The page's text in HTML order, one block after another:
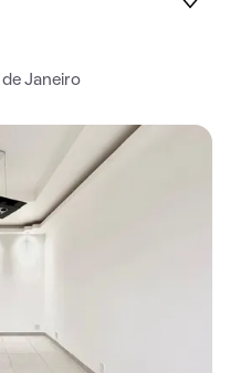
de Janeiro